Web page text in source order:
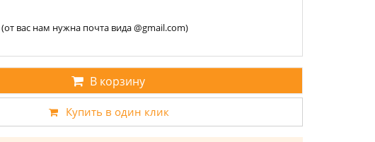
(от вас нам нужна почта вида @gmail.com)
В корзину
Купить в один клик